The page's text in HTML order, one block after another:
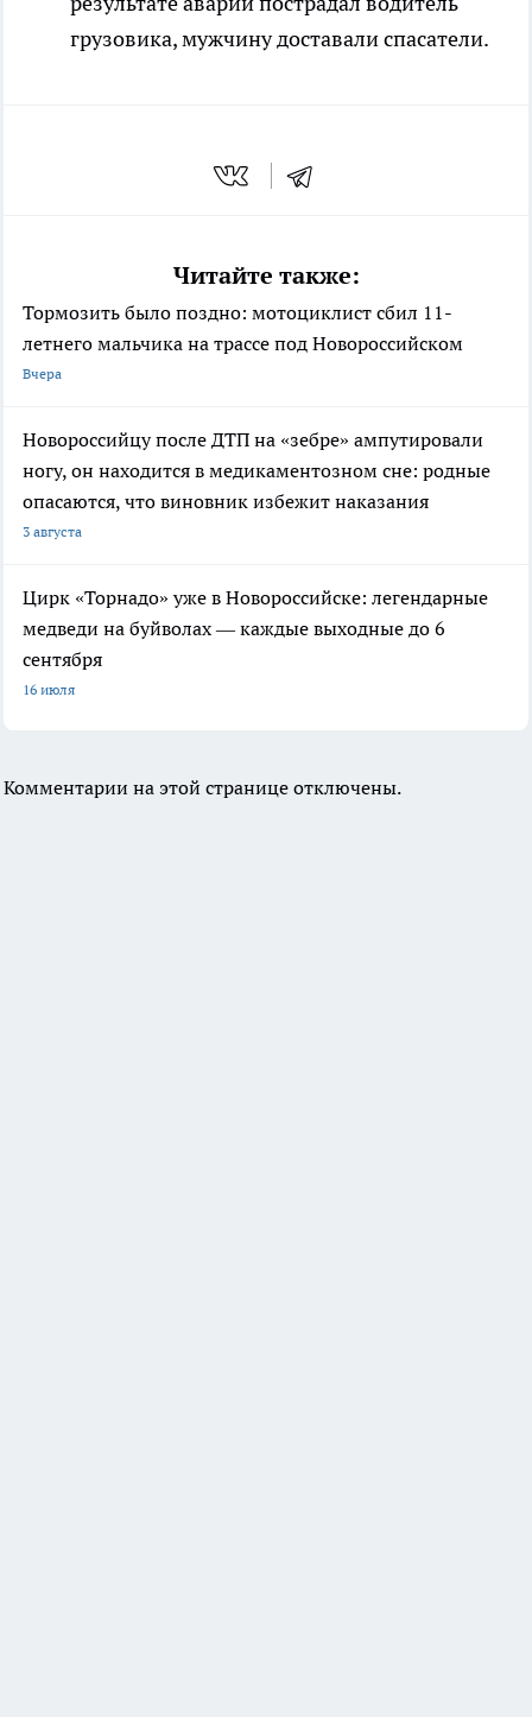
грузовика, мужчину доставали спасатели.
Читайте также:
Тормозить было поздно: мотоциклист сбил 11-
летнего мальчика на трассе под Новороссийском
Вчера
Новороссийцу после ДТП на «зебре» ампутировали
ногу, он находится в медикаментозном сне: родные
опасаются, что виновник избежит наказания
3 августа
Цирк «Торнадо» уже в Новороссийске: легендарные
медведи на буйволах — каждые выходные до 6
сентября
16 июля
Комментарии на этой странице отключены.